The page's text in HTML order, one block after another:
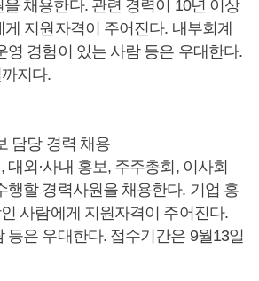
채용한다. 관련 경력이 10년 이상
지원자격이 주어진다. 내부회계
영 경험이 있는 사람 등은 우대한다.
지다.
담당 경력 채용
외·사내 홍보, 주주총회, 이사회
행할 경력사원을 채용한다. 기업 홍
사람에게 지원자격이 주어진다.
등은 우대한다. 접수기간은 9월13일